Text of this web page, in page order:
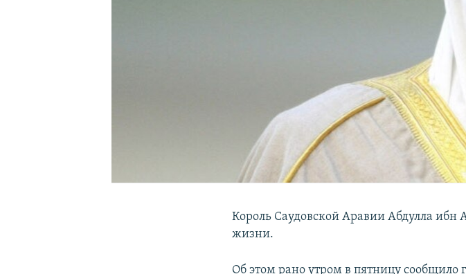
Король Саудовской Аравии Абдулла ибн
жизни.
Об этом рано утром в пятницу сообщило